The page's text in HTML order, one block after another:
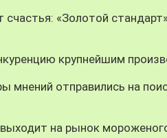
«Золотой
крупнейшим
мнений отправились на
на рынок